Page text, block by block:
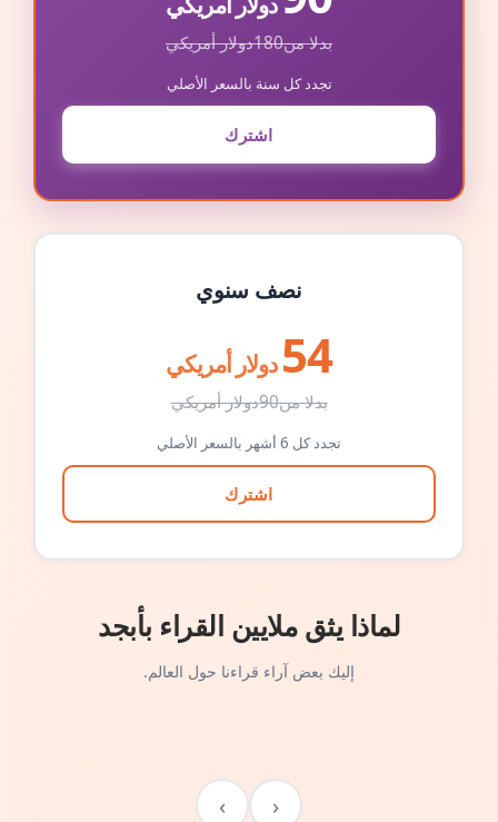
بدلا من180دولار أمريكي
تجدد كل سنة بالسعر الأصلي
اشترك
نصف سنوي
54 دولار أمريكي
بدلا من90دولار أمريكي
تجدد كل 6 أشهر بالسعر الأصلي
اشترك
لماذا يثق ملايين القراء بأبجد
إليك بعض آراء قراءنا حول العالم.
‹
›